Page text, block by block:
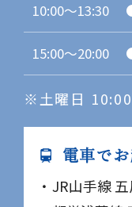
10:00〜13:30
15:00〜20:00
※土曜日
電車で
JR山手線